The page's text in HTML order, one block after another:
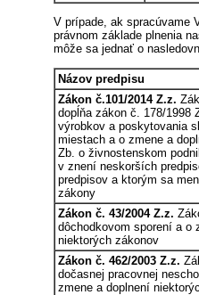
V prípade, ak spracúvame
právnom základe plnenia
môže sa jednať o
Názov predpisu
Zákon č.101/2014 Z.z.
dopĺňa zákon č. 178/1998
výrobkov a poskytovania
miestach a o zmene a
Zb. o živnostenskom
v znení neskorších
predpisov a ktorým sa
zákony
Zákon č. 43/2004 Z.z.
dôchodkovom sporení a o
niektorých zákonov
Zákon č. 462/2003 Z.z.
dočasnej pracovnej
zmene a doplnení